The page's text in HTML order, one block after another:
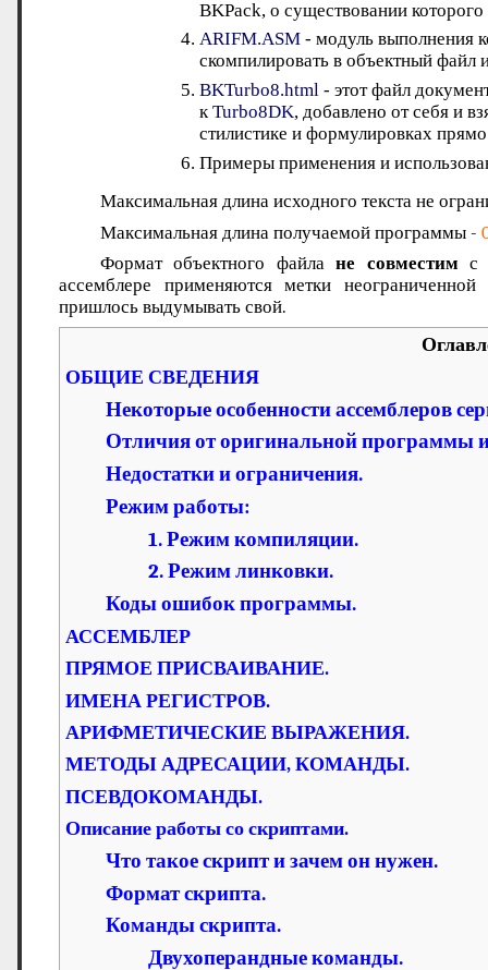
BKPack, о существовании
ARIFM.ASM- модуль выполнения
скомпилировать в объектный файл
BKTurbo8.html- этот файл
кTurbo8DK, добавлено от себя и
стилистике и формулировках
Примеры применения и
Максимальная длина исходного текста не
Максимальная длина получаемой программы -
Формат объектного файлане совместим с
ассемблере применяются метки
пришлось выдумывать свой.
ОБЩИЕ СВЕДЕНИЯ
Некоторые особенности ассемблеров
Отличия от оригинальной программы
Недостатки и ограничения.
Режим работы:
1. Режим компиляции.
2. Режим линковки.
Коды ошибок программы.
АССЕМБЛЕР
ПРЯМОЕ ПРИСВАИВАНИЕ.
ИМЕНА РЕГИСТРОВ.
АРИФМЕТИЧЕСКИЕ ВЫРАЖЕНИЯ.
МЕТОДЫ АДРЕСАЦИИ, КОМАНДЫ.
ПСЕВДОКОМАНДЫ.
Описание работы со скриптами.
Что такое скрипт и зачем он нужен.
Формат скрипта.
Команды скрипта.
Двухоперандные команды.